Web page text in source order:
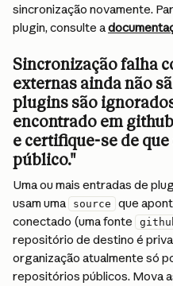
sincronização novamente.
plugin, consulte a
Sincronização falha
externas ainda não
plugins são
encontrado em
e certifique-se de
público."
Uma ou mais entradas de
usam uma source
que
conectado (uma fonte
repositório de destino é
organização atualmente só
repositórios públicos. Mova